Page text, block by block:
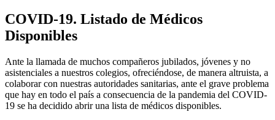
COVID-19. Listado de Médicos
Disponibles
Ante la llamada de muchos compañeros jubilados, jóvenes y no
asistenciales a nuestros colegios, ofreciéndose, de manera altruista, a
colaborar con nuestras autoridades sanitarias, ante el grave problema
que hay en todo el país a consecuencia de la pandemia del COVID-
19 se ha decidido abrir una lista de médicos disponibles.